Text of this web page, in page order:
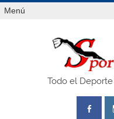
Saltar
alMenú
Todo el